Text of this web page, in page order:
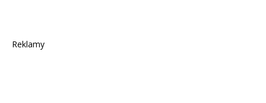
Reklamy